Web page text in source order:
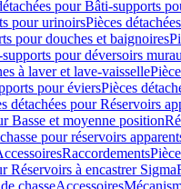
pour Bâti-supports
pour urinoirsPièces
pour douches et baignoires
pour déversoirs
à laver et lave-vaisselle
pour éviersPièces
détachées pour Réservoirs
Basse et moyenne position
pour réservoirs
Raccordements
Réservoirs à encastrer Sigma
chasseAccessoires